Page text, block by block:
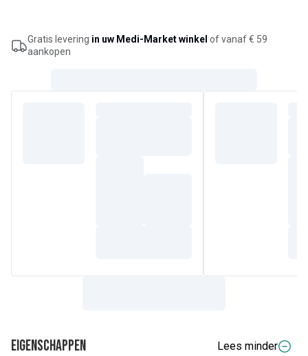
bestaand lichaamsvet te verminderen. Verlies gewicht op
uw eigen tempo en volgens uw eigen behoeften. Gratis
persoonlijke coach en afslankplan bij aankoop van een
Gratis levering in uw Medi-Market winkel of vanaf € 59
aankopen
Eigenschappen
Lees minder